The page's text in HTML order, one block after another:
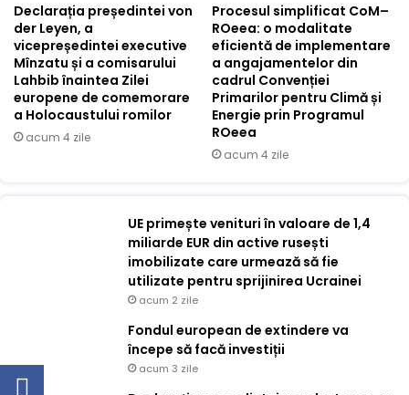
Declarația președintei von
der Leyen, a
vicepreședintei executive
Mînzatu și a comisarului
Lahbib înaintea Zilei
europene de comemorare
a Holocaustului romilor
acum 4 zile
Procesul simplificat CoM–
ROeea: o modalitate
eficientă de implementare
a angajamentelor din
cadrul Convenției
Primarilor pentru Climă și
Energie prin Programul
ROeea
acum 4 zile
UE primește venituri în valoare de 1,4
miliarde EUR din active rusești
imobilizate care urmează să fie
utilizate pentru sprijinirea Ucrainei
acum 2 zile
Fondul european de extindere va
începe să facă investiții
acum 3 zile